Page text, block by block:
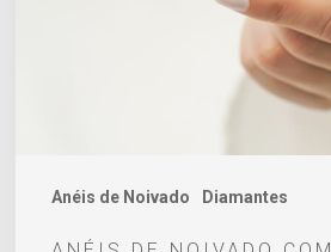
Anéis de Noivado Diamantes
disponíveis